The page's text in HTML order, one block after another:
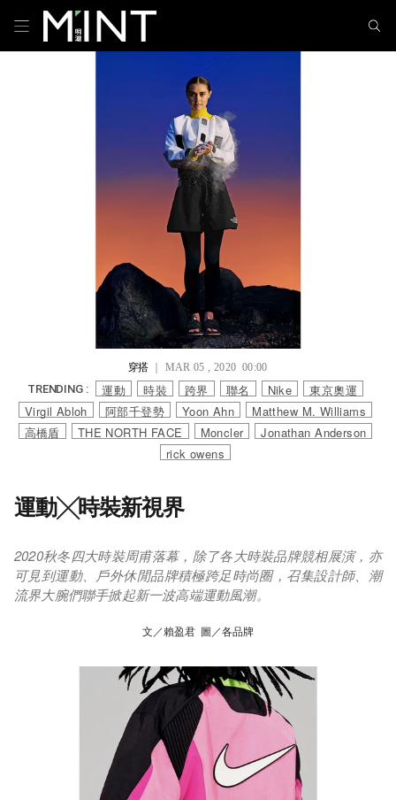
穿搭｜ MAR 05 , 2020 00:00
TRENDING : 運動 時裝 跨界 聯名 Nike
東京奧運
Virgil Abloh
阿部千登勢 Yoon Ahn
Matthew M. Williams
高橋盾
THE NORTH FACE Moncler
Jonathan Anderson
rick owens
運動╳時裝新視界
2020秋冬四大時裝周甫落幕，除了各大時裝品牌競相展演，亦
可見到運動、戶外休閒品牌積極跨足時尚圈，召集設計師、潮
流界大腕們聯手掀起新一波高端運動風潮。
文／賴盈君 圖／各品牌